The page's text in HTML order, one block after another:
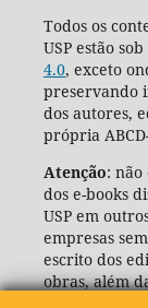
Todos os
USP estão
4.0, exceto
preservando
dos autores,
própria ABCD-
Atenção:
dos e-books
USP em
empresas
escrito dos
obras, além